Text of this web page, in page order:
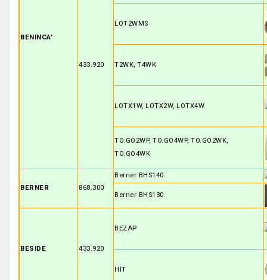
BENINCA'
433.920
LOT2WMS
T2WK, T4WK
LOTX1W, LOTX2W, LOTX4W
TO.GO2WP, TO.GO4WP, TO.GO2WK,
TO.GO4WK
BERNER 868.300
Berner BHS140
Berner BHS130
BESIDE 433.920
BEZAP
HIT